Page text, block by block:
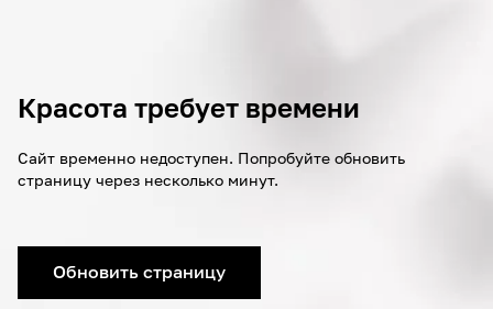
Красота требует времени
Сайт временно недоступен. Попробуйте обновить
страницу через несколько минут.
Обновить страницу